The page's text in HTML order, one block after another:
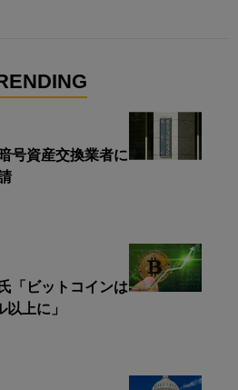
号資産交換業者に
「ビットコインは
上に」